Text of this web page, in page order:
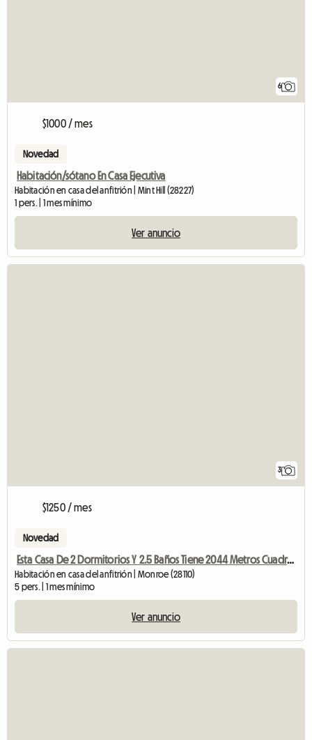
6
$1000 / mes
Novedad
Habitación/sótano En Casa Ejecutiva
Habitación en casa del anfitrión | Mint Hill (28227)
1 pers. | 1 mes mínimo
Ver anuncio
3
$1250 / mes
Novedad
Esta Casa De 2 Dormitorios Y 2.5 Baños Tiene 2044 Metros Cuadrados.
Habitación en casa del anfitrión | Monroe (28110)
5 pers. | 1 mes mínimo
Ver anuncio